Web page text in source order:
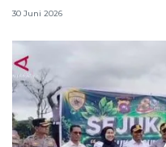
30 Juni 2026